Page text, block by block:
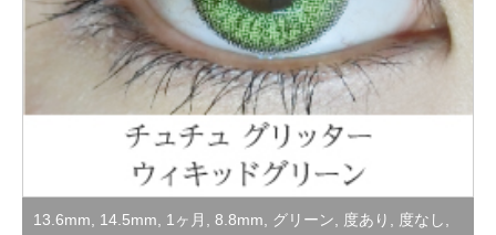
13.6mm 14.5mm 1ヶ月 8.8mm グリーン 度あり 度なし